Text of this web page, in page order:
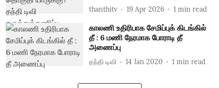
thanthitv 19 Apr 2026 1 min read
காலணி உதிரிபாக சேமிப்புக் கிடங்கில்
தீ : 6 மணி நேரமாக போராடி தீ
அணைப்பு
தந்தி டிவி 14 Jan 2020 1 min read